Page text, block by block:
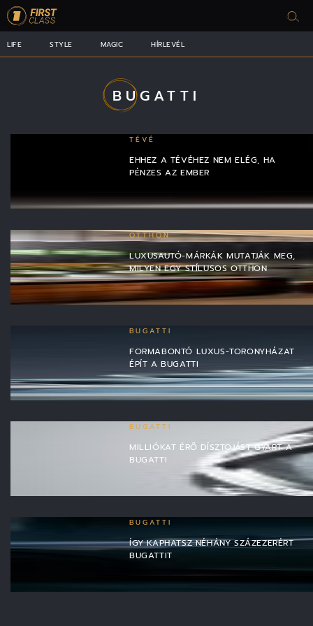
LIFE STYLE MAGIC HÍRLEVÉL
BUGATTI
TÉVÉ
EHHEZ A TÉVÉHEZ NEM ELÉG, HA
PÉNZES AZ EMBER
OTTHON
LUXUSAUTÓ-MÁRKÁK MUTATJÁK MEG,
MILYEN EGY STÍLUSOS OTTHON
BUGATTI
FORMABONTÓ LUXUS-TORONYHÁZAT
ÉPÍT A BUGATTI
BUGATTI
MILLIÓKAT ÉRŐ DÍSZTOJÁST GYÁRT A
BUGATTI
BUGATTI
ÍGY KAPHATSZ NÉHÁNY SZÁZEZERÉRT
BUGATTIT